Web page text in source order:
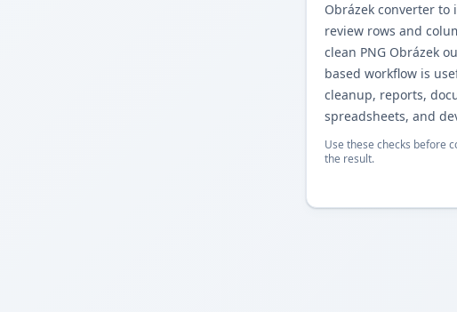
Obrázek converter to
review rows and
clean PNG Obrázek
based workflow is
cleanup, reports,
spreadsheets, and
Use these checks before
the result.